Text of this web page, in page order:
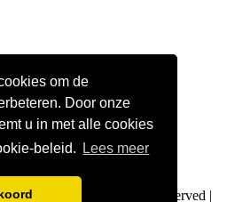
om de
Door onze
u in met alle cookies
beleid.
Lees meer
in Beeld . All Rights Reserved |